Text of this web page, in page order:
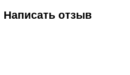
Написать отзыв